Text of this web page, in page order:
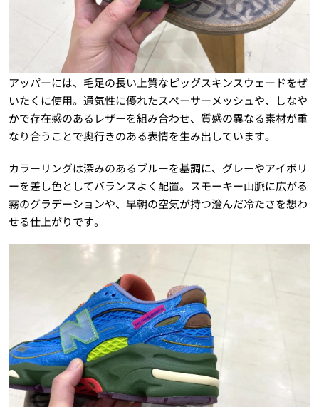
アッパーには、毛足の長い上質なピッグスキンスウェードをぜ
いたくに使用。通気性に優れたスペーサーメッシュや、しなや
かで存在感のあるレザーを組み合わせ、質感の異なる素材が重
なり合うことで奥行きのある表情を生み出しています。
カラーリングは深みのあるブルーを基調に、グレーやアイボリ
ーを差し色としてバランスよく配置。スモーキー山脈に広がる
霧のグラデーションや、早朝の空気が持つ澄んだ冷たさを想わ
せる仕上がりです。